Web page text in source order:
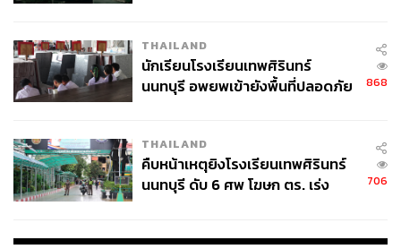
THAILAND
นักเรียนโรงเรียนเทพศิรินทร์
นนทบุรี อพยพเข้ายังพื้นที่ปลอดภัย
868
THAILAND
คืบหน้าเหตุยิงโรงเรียนเทพศิรินทร์
นนทบุรี ดับ 6 ศพ โฆษก ตร. เร่ง
706